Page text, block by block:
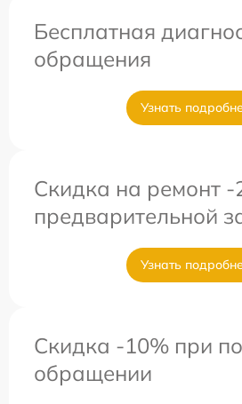
Бесплатная
обращения
Узнать
Скидка на ремонт -
предварительной
Узнать
Скидка -10% при
обращении